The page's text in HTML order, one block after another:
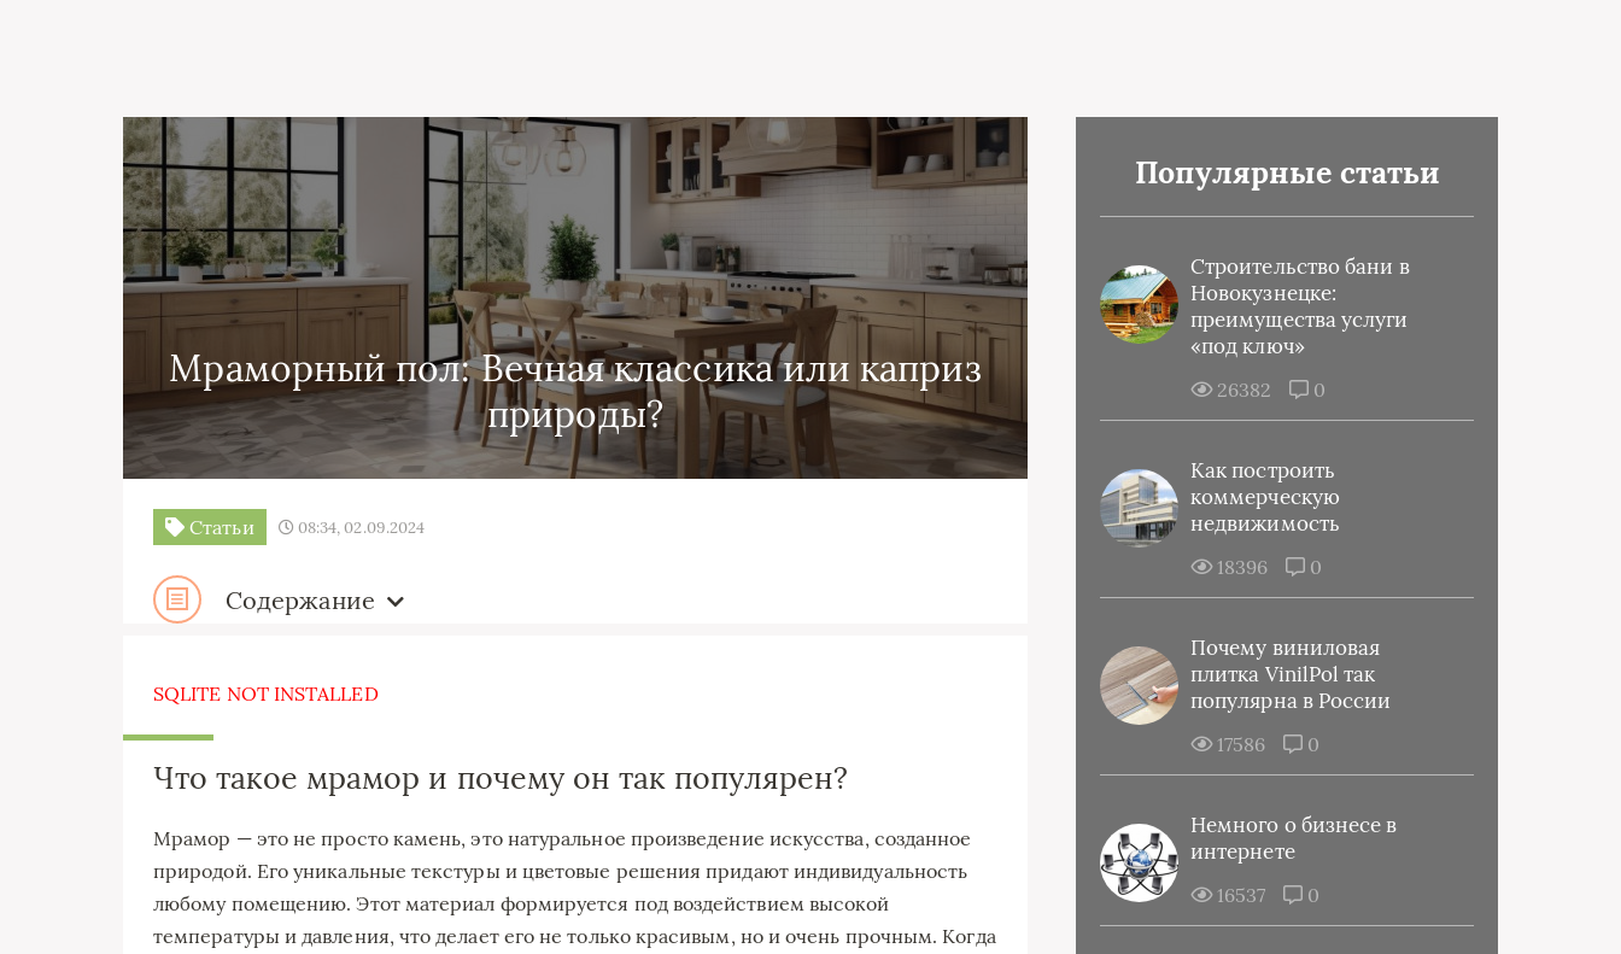
Мраморный пол: Вечная классика или каприз
природы?
Статьи 08:34, 02.09.2024
Содержание
SQLITE NOT INSTALLED
Что такое мрамор и почему он так популярен?
Мрамор — это не просто камень, это натуральное произведение искусства, созданное
природой. Его уникальные текстуры и цветовые решения придают индивидуальность
любому помещению. Этот материал формируется под воздействием высокой
температуры и давления, что делает его не только красивым, но и очень прочным. Когда
Популярные статьи
Строительство бани в
Новокузнецке:
преимущества услуги
«под ключ»
26382 0
Как построить
коммерческую
недвижимость
18396 0
Почему виниловая
плитка VinilPol так
популярна в России
17586 0
Немного о бизнесе в
интернете
16537 0